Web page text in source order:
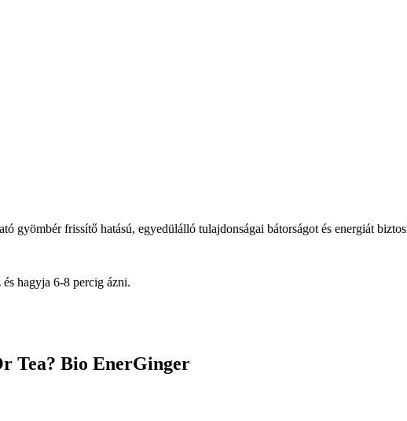
gyömbér frissítő hatású, egyedülálló tulajdonságai bátorságot és energiát
hagyja 6-8 percig ázni.
Tea? Bio EnerGinger